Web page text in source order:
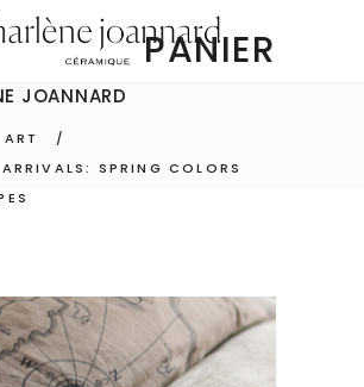
PANIER
JOANNARD
ART
/
SPRING COLORS